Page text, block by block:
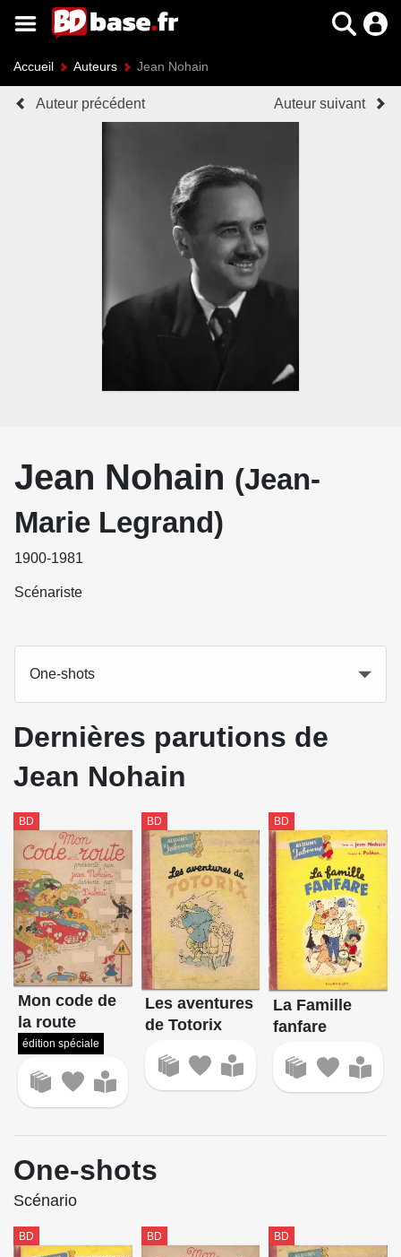
Accueil Auteurs Jean Nohain
Auteur précédent Auteur suivant
Jean Nohain (Jean-
Marie Legrand)
1900-1981
Scénariste
One-shots
Dernières parutions de
Jean Nohain
BD
Mon code de
la route
édition spéciale
BD
Les aventures
de Totorix
BD
La Famille
fanfare
One-shots
Scénario
BD BD BD